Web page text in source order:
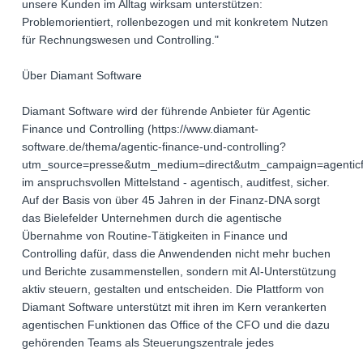
unsere Kunden im Alltag wirksam unterstützen:
Problemorientiert, rollenbezogen und mit konkretem Nutzen
für Rechnungswesen und Controlling."
Über Diamant Software
Diamant Software wird der führende Anbieter für Agentic
Finance und Controlling (https://www.diamant-
software.de/thema/agentic-finance-und-controlling?
im anspruchsvollen Mittelstand - agentisch, auditfest, sicher.
Auf der Basis von über 45 Jahren in der Finanz-DNA sorgt
das Bielefelder Unternehmen durch die agentische
Übernahme von Routine-Tätigkeiten in Finance und
Controlling dafür, dass die Anwendenden nicht mehr buchen
und Berichte zusammenstellen, sondern mit AI-Unterstützung
aktiv steuern, gestalten und entscheiden. Die Plattform von
Diamant Software unterstützt mit ihren im Kern verankerten
agentischen Funktionen das Office of the CFO und die dazu
gehörenden Teams als Steuerungszentrale jedes